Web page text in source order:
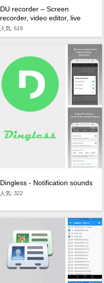
DU recorder – Screen
recorder, video editor, live
人気: 619
Dingless - Notification sounds
人気: 322